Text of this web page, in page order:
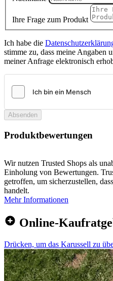
Ihre Frage zum Produkt
Ich habe die
stimme zu, dass meine Angaben
meiner Anfrage elektronisch
Absenden
Produktbewertungen
Wir nutzen Trusted Shops als
Einholung von Bewertungen.
getroffen, um sicherzustellen,
handelt.
Mehr Informationen
Online-
Drücken, um das Karussell zu